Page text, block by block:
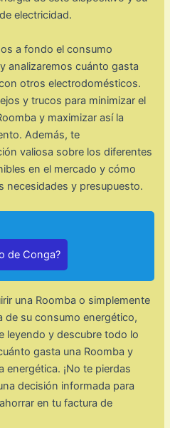
electricidad.
a fondo el consumo
analizaremos cuánto gasta
otros electrodomésticos.
y trucos para minimizar el
y maximizar así la
Además, te
valiosa sobre los diferentes
en el mercado y cómo
necesidades y presupuesto.
de Conga?
una Roomba o simplemente
de su consumo energético,
leyendo y descubre todo lo
gasta una Roomba y
¡No te pierdas
decisión informada para
en tu factura de